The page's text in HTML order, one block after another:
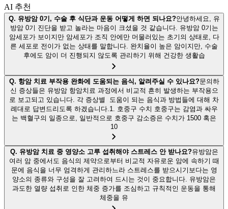
AI 추천
Q. 유방암 0기, 수술 후 식단과 운동 어떻게 하면 되나요?안녕하세요, 유
방암 0기 진단을 받고 놀라는 마음이 크셨을 것 같습니다. 유방암 0기는
암세포가 보이지만 암세포가 조직 안에만 머물러있는 초기의 상태로, 다
른 세포로 전이가 없는 상태를 말합니다. 완치율이 높은 암이지만, 수술
후에도 암이 더 진행되지 않도록 관리하기 위해 건강한 생활습
Q. 항암 치료 부작용 완화에 도움되는 음식, 알려주실 수 있나요?문의하
신 증상들은 유방암 항암치료 과정에서 비교적 흔히 발생하는 부작용으
로 보고되고 있습니다. 각 증상별 도움이 되는 음식과 방법들에 대해 차
례대로 답변드리도록 하겠습니다.1. 호중구 수치 호중구는 감염과 싸우
는 백혈구의 일종으로, 일반적으로 호중구 감소증은 수치가 1500 혹은
10
Q. 유방암 치료 중 영양소 고루 섭취해야 스트레스 안 받나요?유방암은
여러 암 중에서도 음식의 제약으로부터 비교적 자유로운 암에 속하기 때
문에 음식을 너무 엄격하게 관리하느라 스트레스를 받으시기보다는 영
양소의 종류와 구성을 잘 고려하여 드시는 것이 중요합니다. 유방암은
과도한 열량 섭취로 인한 체중 증가를 조심하고 규칙적인 운동을 통해
체중을 유